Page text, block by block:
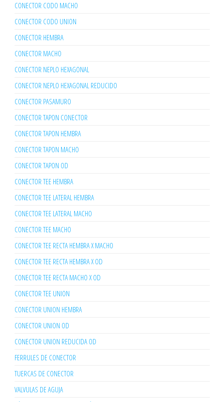
CONECTOR CODO MACHO
CONECTOR CODO UNION
CONECTOR HEMBRA
CONECTOR MACHO
CONECTOR NEPLO HEXAGONAL
CONECTOR NEPLO HEXAGONAL REDUCIDO
CONECTOR PASAMURO
CONECTOR TAPON CONECTOR
CONECTOR TAPON HEMBRA
CONECTOR TAPON MACHO
CONECTOR TAPON OD
CONECTOR TEE HEMBRA
CONECTOR TEE LATERAL HEMBRA
CONECTOR TEE LATERAL MACHO
CONECTOR TEE MACHO
CONECTOR TEE RECTA HEMBRA X MACHO
CONECTOR TEE RECTA HEMBRA X OD
CONECTOR TEE RECTA MACHO X OD
CONECTOR TEE UNION
CONECTOR UNION HEMBRA
CONECTOR UNION OD
CONECTOR UNION REDUCIDA OD
FERRULES DE CONECTOR
TUERCAS DE CONECTOR
VALVULAS DE AGUJA